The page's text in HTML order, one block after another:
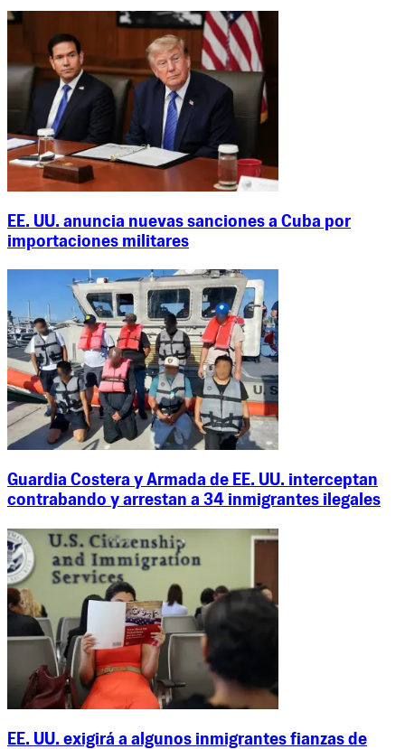
EE. UU. anuncia nuevas sanciones a Cuba por
importaciones militares
Guardia Costera y Armada de EE. UU. interceptan
contrabando y arrestan a 34 inmigrantes ilegales
EE. UU. exigirá a algunos inmigrantes fianzas de